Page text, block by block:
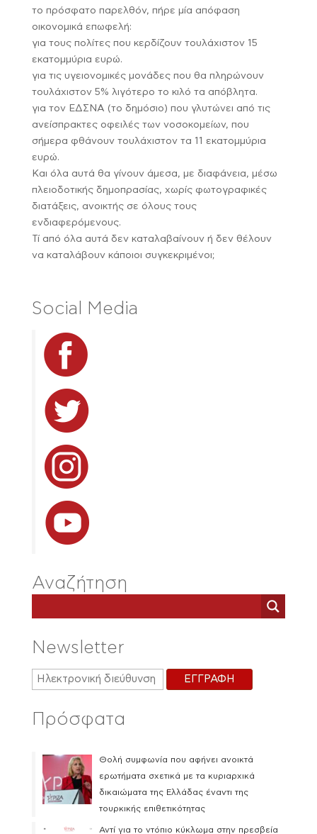
το πρόσφατο παρελθόν, πήρε μία απόφαση
οικονομικά επωφελή:
για τους πολίτες που κερδίζουν τουλάχιστον 15
εκατομμύρια ευρώ.
για τις υγειονομικές μονάδες που θα πληρώνουν
τουλάχιστον 5% λιγότερο το κιλό τα απόβλητα.
για τον ΕΔΣΝΑ (το δημόσιο) που γλυτώνει από τις
ανείσπρακτες οφειλές των νοσοκομείων, που
σήμερα φθάνουν τουλάχιστον τα 11 εκατομμύρια
ευρώ.
Και όλα αυτά θα γίνουν άμεσα, με διαφάνεια, μέσω
πλειοδοτικής δημοπρασίας, χωρίς φωτογραφικές
διατάξεις, ανοικτής σε όλους τους
ενδιαφερόμενους.
Τί από όλα αυτά δεν καταλαβαίνουν ή δεν θέλουν
να καταλάβουν κάποιοι συγκεκριμένοι;
Social Media
Αναζήτηση
Newsletter
Πρόσφατα
Θολή συμφωνία που αφήνει ανοικτά
ερωτήματα σχετικά με τα κυριαρχικά
δικαιώματα της Ελλάδας έναντι της
τουρκικής επιθετικότητας
Αντί για το ντόπιο κύκλωμα στην πρεσβεία